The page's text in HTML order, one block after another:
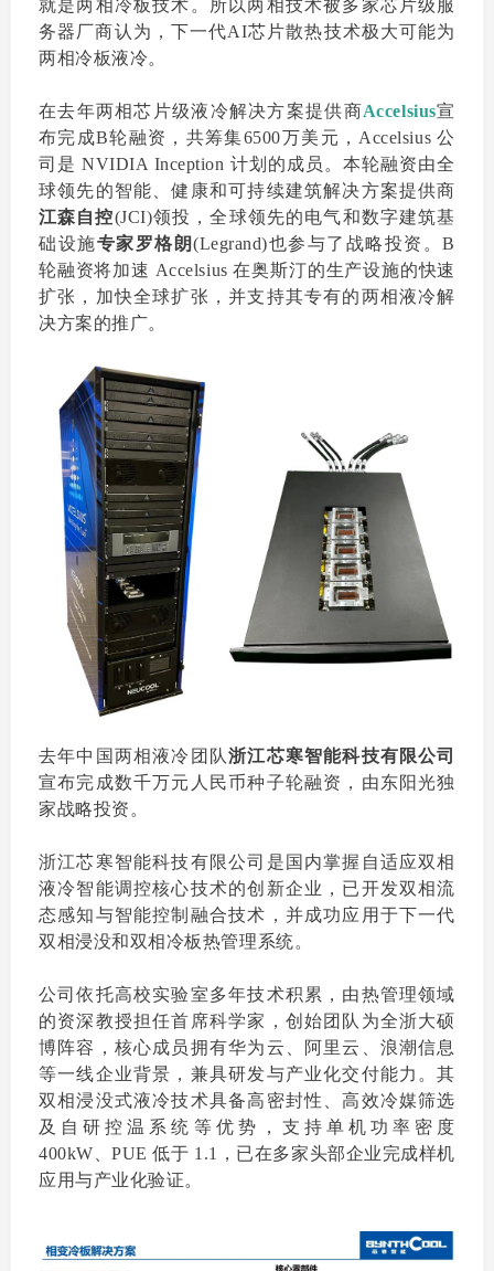
就是两相冷板技术。所以两相技术被多家芯片级服
务器厂商认为，下一代AI芯片散热技术极大可能为
两相冷板液冷。
在去年两相芯片级液冷解决方案提供商Accelsius宣
布完成B轮融资，共筹集6500万美元，Accelsius 公
司是 NVIDIA Inception 计划的成员。本轮融资由全
球领先的智能、健康和可持续建筑解决方案提供商
江森自控(JCI)领投，全球领先的电气和数字建筑基
础设施专家罗格朗(Legrand)也参与了战略投资。B
轮融资将加速 Accelsius 在奥斯汀的生产设施的快速
扩张，加快全球扩张，并支持其专有的两相液冷解
决方案的推广。
去年中国两相液冷团队浙江芯寒智能科技有限公司
宣布完成数千万元人民币种子轮融资，由东阳光独
家战略投资。
浙江芯寒智能科技有限公司是国内掌握自适应双相
液冷智能调控核心技术的创新企业，已开发双相流
态感知与智能控制融合技术，并成功应用于下一代
双相浸没和双相冷板热管理系统。
公司依托高校实验室多年技术积累，由热管理领域
的资深教授担任首席科学家，创始团队为全浙大硕
博阵容，核心成员拥有华为云、阿里云、浪潮信息
等一线企业背景，兼具研发与产业化交付能力。其
双相浸没式液冷技术具备高密封性、高效冷媒筛选
及自研控温系统等优势，支持单机功率密度
400kW、PUE 低于 1.1，已在多家头部企业完成样机
应用与产业化验证。